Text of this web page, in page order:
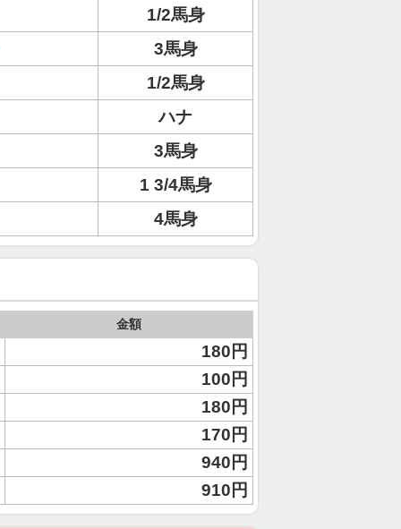
1/2馬身
3馬身
1/2馬身
ハナ
3馬身
1 3/4馬身
4馬身
金額
180円
100円
180円
170円
940円
910円